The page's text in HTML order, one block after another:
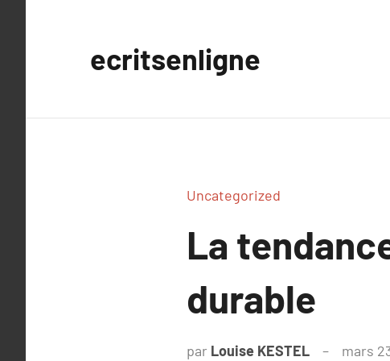
ecritsenligne
Uncategorized
La
durable
par Louise KESTEL mars